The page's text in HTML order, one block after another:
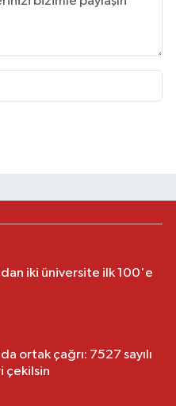
iki üniversite ilk 100'e
ortak çağrı: 7527 sayılı
çekilsin